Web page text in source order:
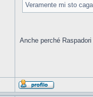
Veramente mi sto
Anche perché